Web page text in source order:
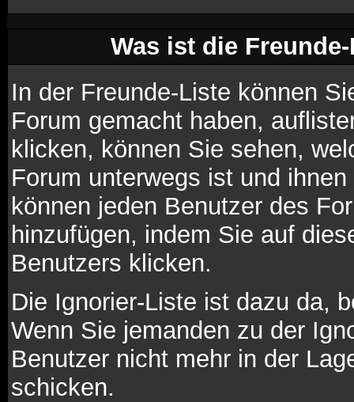
Was ist die
In der Freunde-Liste können
Forum gemacht haben,
klicken, können Sie sehen,
Forum unterwegs ist und
können jeden Benutzer des
hinzufügen, indem Sie auf
Benutzers klicken.
Die Ignorier-Liste ist dazu da,
Wenn Sie jemanden zu der
Benutzer nicht mehr in der
schicken.